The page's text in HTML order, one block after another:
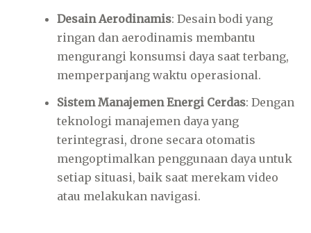
Desain Aerodinamis: Desain bodi yang
ringan dan aerodinamis membantu
mengurangi konsumsi daya saat terbang,
memperpanjang waktu operasional.
Sistem Manajemen Energi Cerdas: Dengan
teknologi manajemen daya yang
terintegrasi, drone secara otomatis
mengoptimalkan penggunaan daya untuk
setiap situasi, baik saat merekam video
atau melakukan navigasi.